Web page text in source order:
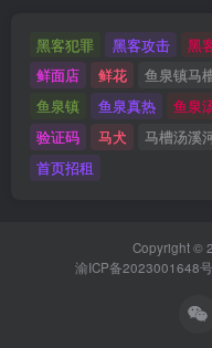
黑客犯罪 黑客攻击 黑
鲜面店
鲜花 鱼泉镇马
鱼泉镇
鱼泉真热 鱼泉
验证码
马犬 马槽汤溪
首页招租
Copyright ©
渝ICP备2023001648